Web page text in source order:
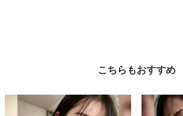
こちらもおすすめ